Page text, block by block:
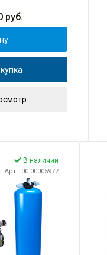
руб.
В наличии
Арт.: 00.00005977